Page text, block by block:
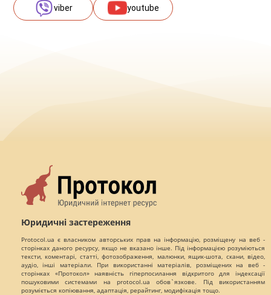
viber youtube
Юридичні застереження
Protocol.ua є власником авторських прав на інформацію, розміщену на веб -
сторінках даного ресурсу, якщо не вказано інше. Під інформацією розуміються
тексти, коментарі, статті, фотозображення, малюнки, ящик-шота, скани, відео,
аудіо, інші матеріали. При використанні матеріалів, розміщених на веб -
сторінках «Протокол» наявність гіперпосилання відкритого для індексації
пошуковими системами на protocol.ua обов`язкове. Під використанням
розуміється копіювання, адаптація, рерайтинг, модифікація тощо.